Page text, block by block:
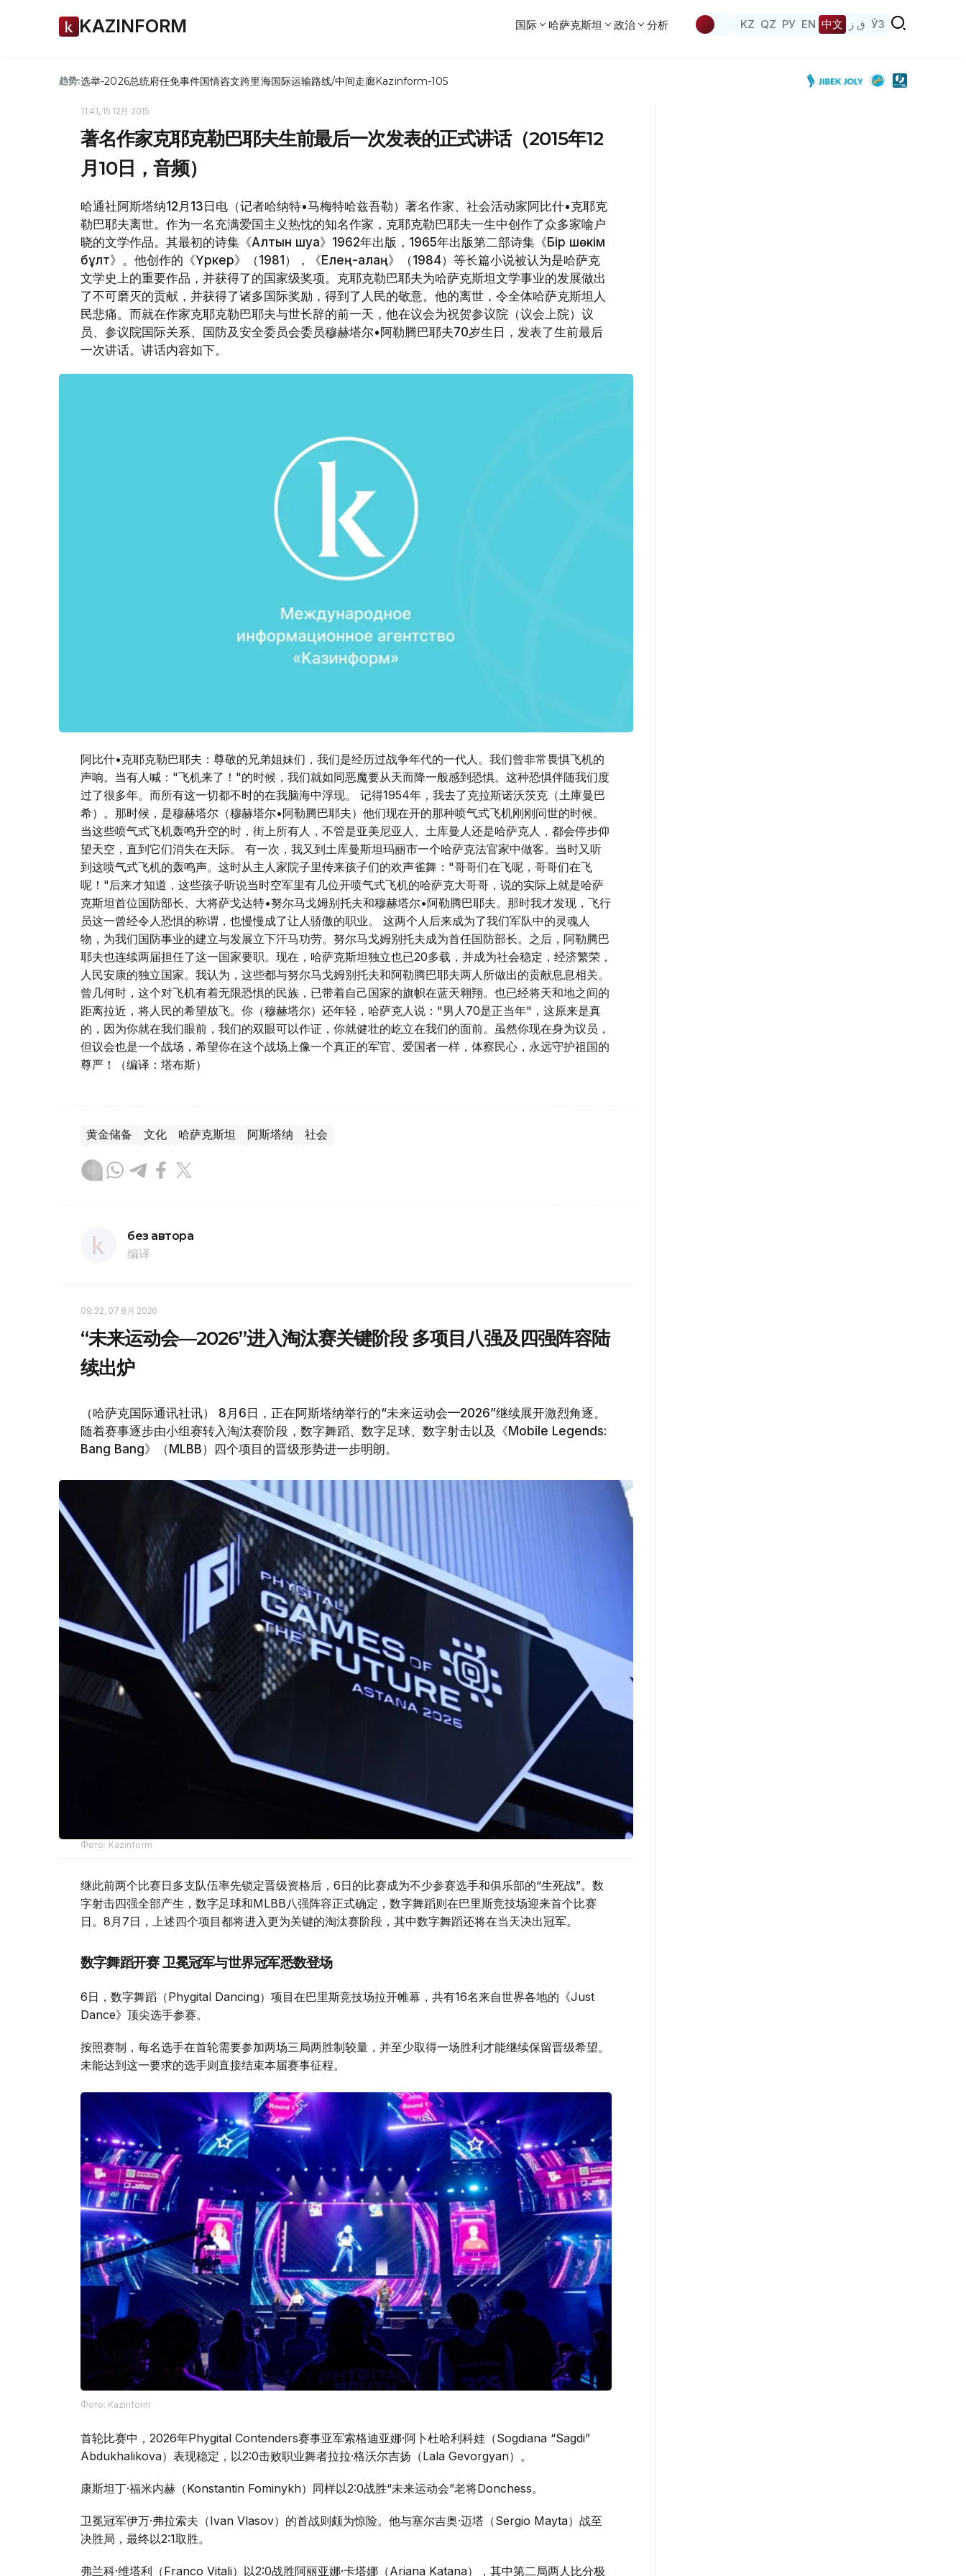
KAZINFORM 国际 哈萨克斯坦 政治 分析 KZ QZ РУ EN 中文 ق ز ЎЗ
趋势:选举-2026总统府任免事件国情咨文跨里海国际运输路线/中间走廊Kazinform-105
11:41, 15 12月 2015
著名作家克耶克勒巴耶夫生前最后一次发表的正式讲话（2015年12
月10日，音频）
哈通社阿斯塔纳12月13日电（记者哈纳特•马梅特哈兹吾勒）著名作家、社会活动家阿比什•克耶克
勒巴耶夫离世。作为一名充满爱国主义热忱的知名作家，克耶克勒巴耶夫一生中创作了众多家喻户
晓的文学作品。其最初的诗集《Алтын шуақ》1962年出版，1965年出版第二部诗集《Бір шөкім
бұлт》。他创作的《Үркер》（1981），《Елең-алаң》（1984）等长篇小说被认为是哈萨克
文学史上的重要作品，并获得了的国家级奖项。克耶克勒巴耶夫为哈萨克斯坦文学事业的发展做出
了不可磨灭的贡献，并获得了诸多国际奖励，得到了人民的敬意。他的离世，令全体哈萨克斯坦人
民悲痛。而就在作家克耶克勒巴耶夫与世长辞的前一天，他在议会为祝贺参议院（议会上院）议
员、参议院国际关系、国防及安全委员会委员穆赫塔尔•阿勒腾巴耶夫70岁生日，发表了生前最后
一次讲话。讲话内容如下。
阿比什•克耶克勒巴耶夫：尊敬的兄弟姐妹们，我们是经历过战争年代的一代人。我们曾非常畏惧飞机的
声响。当有人喊："飞机来了！"的时候，我们就如同恶魔要从天而降一般感到恐惧。这种恐惧伴随我们度
过了很多年。而所有这一切都不时的在我脑海中浮现。 记得1954年，我去了克拉斯诺沃茨克（土庫曼巴
希）。那时候，是穆赫塔尔（穆赫塔尔•阿勒腾巴耶夫）他们现在开的那种喷气式飞机刚刚问世的时候。
当这些喷气式飞机轰鸣升空的时，街上所有人，不管是亚美尼亚人、土库曼人还是哈萨克人，都会停步仰
望天空，直到它们消失在天际。 有一次，我又到土库曼斯坦玛丽市一个哈萨克法官家中做客。当时又听
到这喷气式飞机的轰鸣声。这时从主人家院子里传来孩子们的欢声雀舞："哥哥们在飞呢，哥哥们在飞
呢！"后来才知道，这些孩子听说当时空军里有几位开喷气式飞机的哈萨克大哥哥，说的实际上就是哈萨
克斯坦首位国防部长、大将萨戈达特•努尔马戈姆别托夫和穆赫塔尔•阿勒腾巴耶夫。那时我才发现，飞行
员这一曾经令人恐惧的称谓，也慢慢成了让人骄傲的职业。 这两个人后来成为了我们军队中的灵魂人
物，为我们国防事业的建立与发展立下汗马功劳。努尔马戈姆别托夫成为首任国防部长。之后，阿勒腾巴
耶夫也连续两届担任了这一国家要职。现在，哈萨克斯坦独立也已20多载，并成为社会稳定，经济繁荣，
人民安康的独立国家。我认为，这些都与努尔马戈姆别托夫和阿勒腾巴耶夫两人所做出的贡献息息相关。
曾几何时，这个对飞机有着无限恐惧的民族，已带着自己国家的旗帜在蓝天翱翔。也已经将天和地之间的
距离拉近，将人民的希望放飞。你（穆赫塔尔）还年轻，哈萨克人说："男人70是正当年"，这原来是真
的，因为你就在我们眼前，我们的双眼可以作证，你就健壮的屹立在我们的面前。虽然你现在身为议员，
但议会也是一个战场，希望你在这个战场上像一个真正的军官、爱国者一样，体察民心，永远守护祖国的
尊严！（编译：塔布斯）
黄金储备 文化 哈萨克斯坦 阿斯塔纳 社会
без автора
编译
09:32, 07 8月 2026
“未来运动会—2026”进入淘汰赛关键阶段 多项目八强及四强阵容陆
续出炉
（哈萨克国际通讯社讯） 8月6日，正在阿斯塔纳举行的“未来运动会—2026”继续展开激烈角逐。
随着赛事逐步由小组赛转入淘汰赛阶段，数字舞蹈、数字足球、数字射击以及《Mobile Legends:
Bang Bang》（MLBB）四个项目的晋级形势进一步明朗。
Фото: Kazinform
继此前两个比赛日多支队伍率先锁定晋级资格后，6日的比赛成为不少参赛选手和俱乐部的“生死战”。数
字射击四强全部产生，数字足球和MLBB八强阵容正式确定，数字舞蹈则在巴里斯竞技场迎来首个比赛
日。8月7日，上述四个项目都将进入更为关键的淘汰赛阶段，其中数字舞蹈还将在当天决出冠军。
数字舞蹈开赛 卫冕冠军与世界冠军悉数登场
6日，数字舞蹈（Phygital Dancing）项目在巴里斯竞技场拉开帷幕，共有16名来自世界各地的《Just
Dance》顶尖选手参赛。
按照赛制，每名选手在首轮需要参加两场三局两胜制较量，并至少取得一场胜利才能继续保留晋级希望。
未能达到这一要求的选手则直接结束本届赛事征程。
Фото: Kazinform
首轮比赛中，2026年Phygital Contenders赛事亚军索格迪亚娜·阿卜杜哈利科娃（Sogdiana “Sagdi”
Abdukhalikova）表现稳定，以2:0击败职业舞者拉拉·格沃尔吉扬（Lala Gevorgyan）。
康斯坦丁·福米内赫（Konstantin Fominykh）同样以2:0战胜“未来运动会”老将Donchess。
卫冕冠军伊万·弗拉索夫（Ivan Vlasov）的首战则颇为惊险。他与塞尔吉奥·迈塔（Sergio Mayta）战至
决胜局，最终以2:1取胜。
弗兰科·维塔利（Franco Vitali）以2:0战胜阿丽亚娜·卡塔娜（Ariana Katana），其中第二局两人比分极